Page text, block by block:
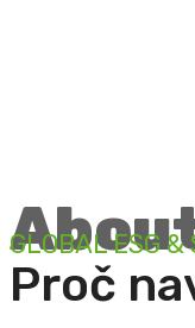
GLOBAL ESG
Proč